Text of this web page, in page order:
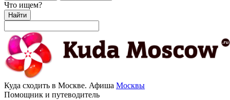
Что ищем?
Найти
Куда сходить в Москве. Афиша Москвы
Помощник и путеводитель